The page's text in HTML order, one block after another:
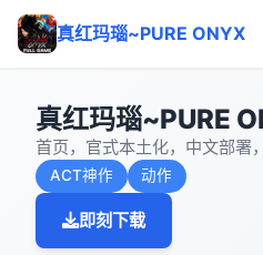
真红玛瑙~PURE ONYX
真红玛瑙~PURE
首页，官式本土化，中文部署
ACT神作 动作
即刻下载